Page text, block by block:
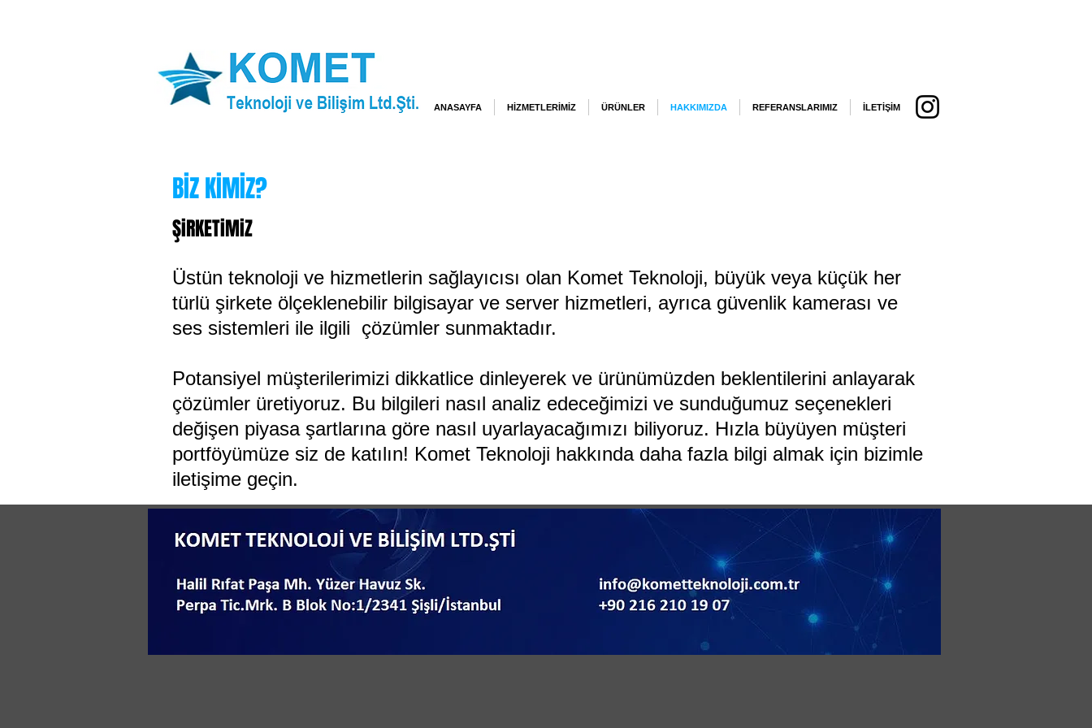
ANASAYFA HİZMETLERİMİZ ÜRÜNLER HAKKIMIZDA REFERANSLARIMIZ İLETİŞİM
BİZ KİMİZ?
ŞiRKETiMiZ
Üstün teknoloji ve hizmetlerin sağlayıcısı olan Komet Teknoloji, büyük veya küçük her
türlü şirkete ölçeklenebilir bilgisayar ve server hizmetleri, ayrıca güvenlik kamerası ve
ses sistemleri ile ilgili çözümler sunmaktadır.
Potansiyel müşterilerimizi dikkatlice dinleyerek ve ürünümüzden beklentilerini anlayarak
çözümler üretiyoruz. Bu bilgileri nasıl analiz edeceğimizi ve sunduğumuz seçenekleri
değişen piyasa şartlarına göre nasıl uyarlayacağımızı biliyoruz. Hızla büyüyen müşteri
portföyümüze siz de katılın! Komet Teknoloji hakkında daha fazla bilgi almak için bizimle
iletişime geçin.